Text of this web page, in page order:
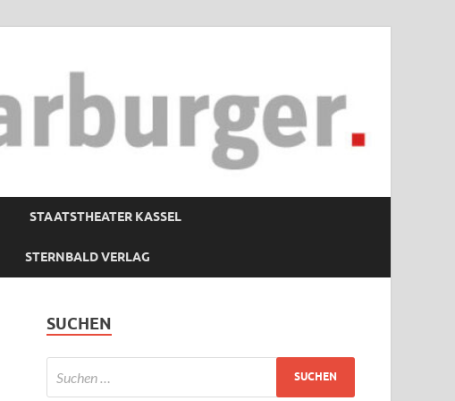
STAATSTHEATER KASSEL
STERNBALD VERLAG
SUCHEN